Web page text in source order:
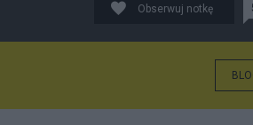
Obserwuj notkę